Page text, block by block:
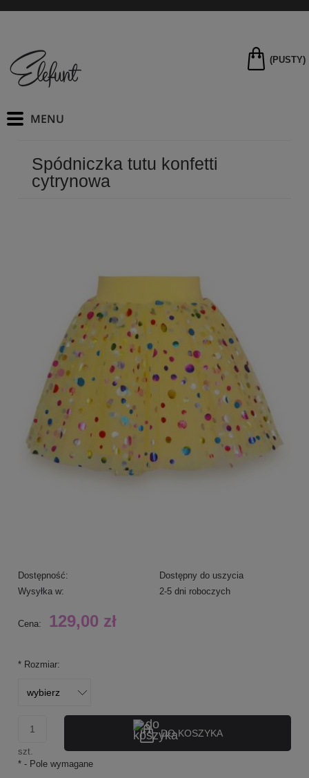
(PUSTY)
Spódniczka tutu konfetti
cytrynowa
Dostępność:
Dostępny do uszycia
Wysyłka w:
2-5 dni roboczych
Cena: 129,00 zł
* Rozmiar:
szt.
DO KOSZYKA
* - Pole wymagane